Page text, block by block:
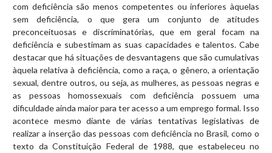
com deficiência são menos competentes ou inferiores àquelas
sem deficiência, o que gera um conjunto de atitudes
preconceituosas e discriminatórias, que em geral focam na
deficiência e subestimam as suas capacidades e talentos. Cabe
destacar que há situações de desvantagens que são cumulativas
àquela relativa à deficiência, como a raça, o gênero, a orientação
sexual, dentre outros, ou seja, as mulheres, as pessoas negras e
as pessoas homossexuais com deficiência possuem uma
dificuldade ainda maior para ter acesso a um emprego formal. Isso
acontece mesmo diante de várias tentativas legislativas de
realizar a inserção das pessoas com deficiência no Brasil, como o
texto da Constituição Federal de 1988, que estabeleceu no